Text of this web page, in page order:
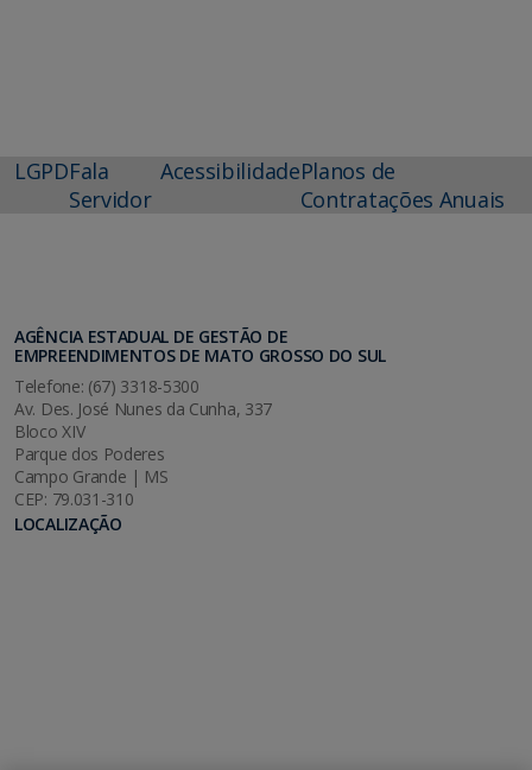
LGPDFala
Servidor
AcessibilidadePlanos de
Contratações Anuais
AGÊNCIA ESTADUAL DE GESTÃO DE
EMPREENDIMENTOS DE MATO GROSSO DO SUL
Telefone: (67) 3318-5300
Av. Des. José Nunes da Cunha, 337
Bloco XIV
Parque dos Poderes
Campo Grande | MS
CEP: 79.031-310
LOCALIZAÇÃO